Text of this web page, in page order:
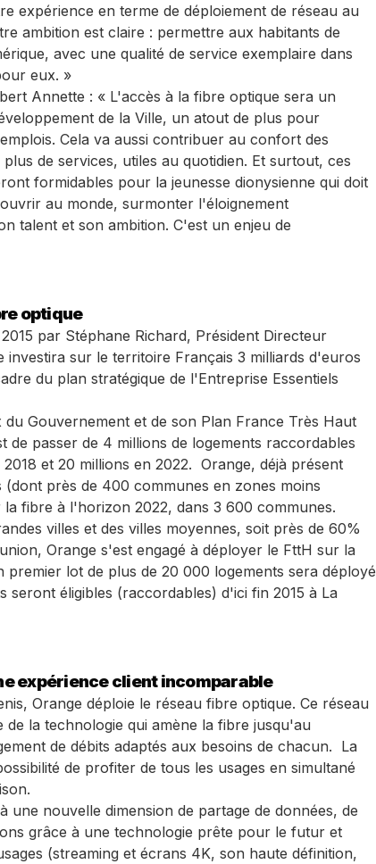
expérience en terme de déploiement de réseau au
ambition est claire : permettre aux habitants de
avec une qualité de service exemplaire dans
eux. »
Annette : « L'accès à la fibre optique sera un
de la Ville, un atout de plus pour
Cela va aussi contribuer au confort des
de services, utiles au quotidien. Et surtout, ces
formidables pour la jeunesse dionysienne qui doit
au monde, surmonter l'éloignement
talent et son ambition. C'est un enjeu de
optique
par Stéphane Richard, Président Directeur
investira sur le territoire Français 3 milliards d'euros
du plan stratégique de l'Entreprise Essentiels
Gouvernement et de son Plan France Très Haut
de passer de 4 millions de logements raccordables
et 20 millions en 2022. Orange, déjà présent
(dont près de 400 communes en zones moins
fibre à l'horizon 2022, dans 3 600 communes.
villes et des villes moyennes, soit près de 60%
Orange s'est engagé à déployer le FttH sur la
premier lot de plus de 20 000 logements sera déployé
seront éligibles (raccordables) d'ici fin 2015 à La
expérience client incomparable
Orange déploie le réseau fibre optique. Ce réseau
la technologie qui amène la fibre jusqu'au
de débits adaptés aux besoins de chacun. La
de profiter de tous les usages en simultané
une nouvelle dimension de partage de données, de
grâce à une technologie prête pour le futur et
(streaming et écrans 4K, son haute définition,